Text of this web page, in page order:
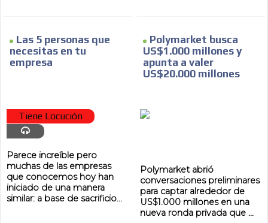
Las 5 personas que
necesitas en tu
empresa
Tiene Locución
Parece increíble pero
muchas de las empresas
que conocemos hoy han
iniciado de una manera
similar: a base de sacrificio...
Polymarket busca
US$1.000 millones y
apunta a valer
US$20.000 millones
Polymarket abrió
conversaciones preliminares
para captar alrededor de
US$1.000 millones en una
nueva ronda privada que ...